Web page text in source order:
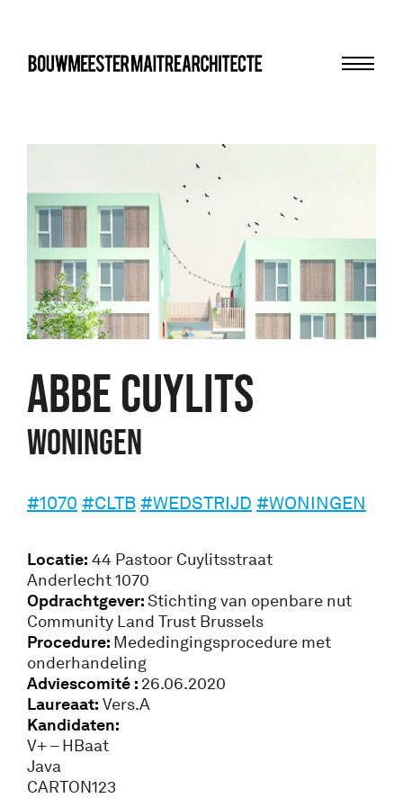
bma
ABBE CUYLITS
Woningen
#1070 #CLTB #WEDSTRIJD #WONINGEN
Locatie: 44 Pastoor Cuylitsstraat
Anderlecht 1070
Opdrachtgever:Stichting van openbare nut
Community Land Trust Brussels
Procedure: Mededingingsprocedure met
onderhandeling
Adviescomité : 26.06.2020
Laureaat: Vers.A
Kandidaten:
V+ – HBaat
Java
CARTON123